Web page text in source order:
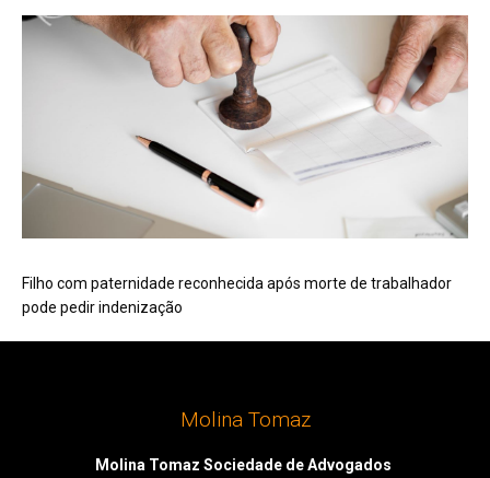
Filho com paternidade reconhecida após morte de trabalhador
pode pedir indenização
Molina Tomaz
Molina Tomaz Sociedade de Advogados